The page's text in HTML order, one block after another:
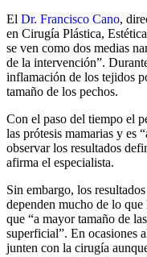
El Dr. Francisco Cano,
en Cirugía Plástica,
se ven como dos medias
de la intervención”.
inflamación de los tejidos
tamaño de los pechos.
Con el paso del tiempo el
las prótesis mamarias y es
observar los resultados
afirma el especialista.
Sin embargo, los
dependen mucho de lo
que “a mayor tamaño de
superficial”. En ocasiones
junten con la cirugía